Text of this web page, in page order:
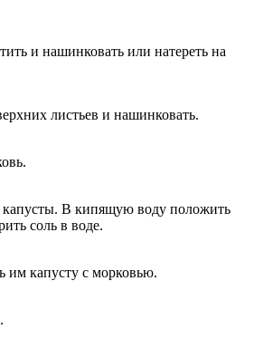
и нашинковать или натереть на
листьев и нашинковать.
капусты. В кипящую воду положить
соль в воде.
им капусту с морковью.